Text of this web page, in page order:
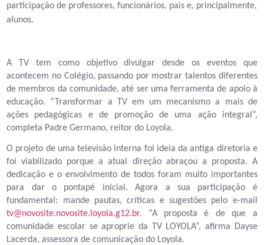
participação de professores, funcionários, pais e, principalmente,
alunos.
A TV tem como objetivo divulgar desde os eventos que
acontecem no Colégio, passando por mostrar talentos diferentes
de membros da comunidade, até ser uma ferramenta de apoio à
educação. “Transformar a TV em um mecanismo a mais de
ações pedagógicas e de promoção de uma ação integral”,
completa Padre Germano, reitor do Loyola.
O projeto de uma televisão interna foi ideia da antiga diretoria e
foi viabilizado porque a atual direção abraçou a proposta. A
dedicação e o envolvimento de todos foram muito importantes
para dar o pontapé inicial. Agora a sua participação é
fundamental: mande pautas, críticas e sugestões pelo e-mail
tv@novosite.novosite.loyola.g12.br. “A proposta é de que a
comunidade escolar se aproprie da TV LOYOLA”, afirma Dayse
Lacerda, assessora de comunicação do Loyola.